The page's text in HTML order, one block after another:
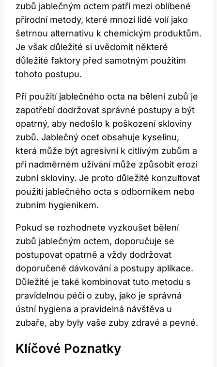
zubů jablečným octem patří mezi oblíbené
přírodní metody, které mnozí lidé volí jako
šetrnou alternativu k chemickým produktům.
Je však důležité si uvědomit některé
důležité faktory před samotným použitím
tohoto postupu.
Při použití jablečného octa na bělení zubů je
zapotřebí dodržovat správné postupy a být
opatrný, aby nedošlo k poškození skloviny
zubů. Jablečný ocet obsahuje kyselinu,
která může být agresivní k citlivým zubům a
při nadměrném užívání může způsobit erozi
zubní skloviny. Je proto důležité konzultovat
použití jablečného octa s odborníkem nebo
zubním hygienikem.
Pokud se rozhodnete vyzkoušet bělení
zubů jablečným octem, doporučuje se
postupovat opatrně a vždy dodržovat
doporučené dávkování a postupy aplikace.
Důležité je také kombinovat tuto metodu s
pravidelnou péčí o zuby, jako je správná
ústní hygiena a pravidelná návštěva u
zubaře, aby byly vaše zuby zdravé a pevné.
Klíčové Poznatky